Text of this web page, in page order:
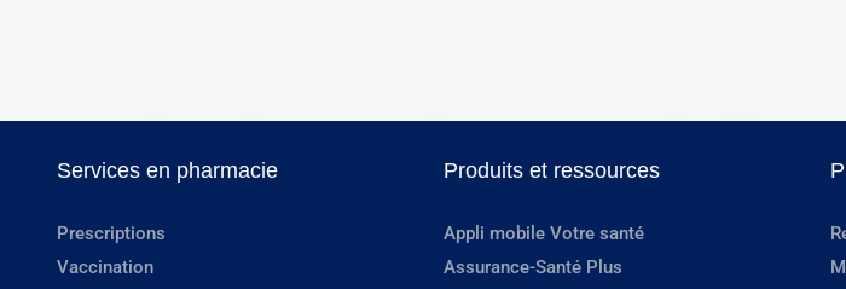
Services en pharmacie
Prescriptions
Vaccination
Produits et ressources
Appli mobile Votre santé
Assurance-Santé Plus